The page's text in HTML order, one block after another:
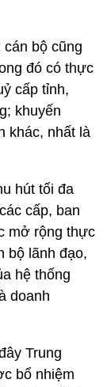
bộ cũng
đó có thực
cấp tỉnh,
khuyến
khác, nhất là
hút tối đa
cấp, ban
mở rộng thực
bộ lãnh đạo,
hệ thống
doanh
Trung
bổ nhiệm